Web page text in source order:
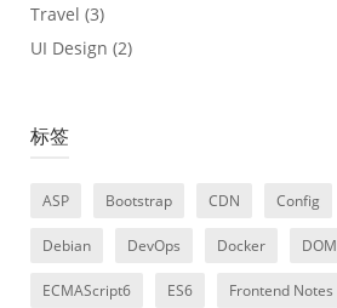
Travel (3)
UI Design (2)
标签
ASP Bootstrap CDN Config
Debian DevOps Docker DOM
ECMAScript6 ES6 Frontend Notes